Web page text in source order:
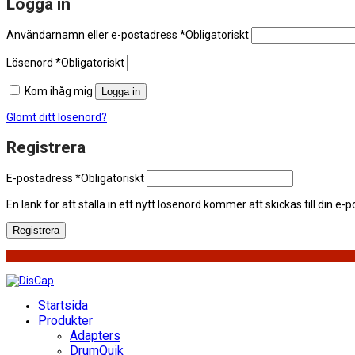
Logga in
Användarnamn eller e-postadress *Obligatoriskt
Lösenord *Obligatoriskt
Kom ihåg mig Logga in
Glömt ditt lösenord?
Registrera
E-postadress *Obligatoriskt
En länk för att ställa in ett nytt lösenord kommer att skickas till din e-
Registrera
Startsida
Produkter
Adapters
DrumQuik